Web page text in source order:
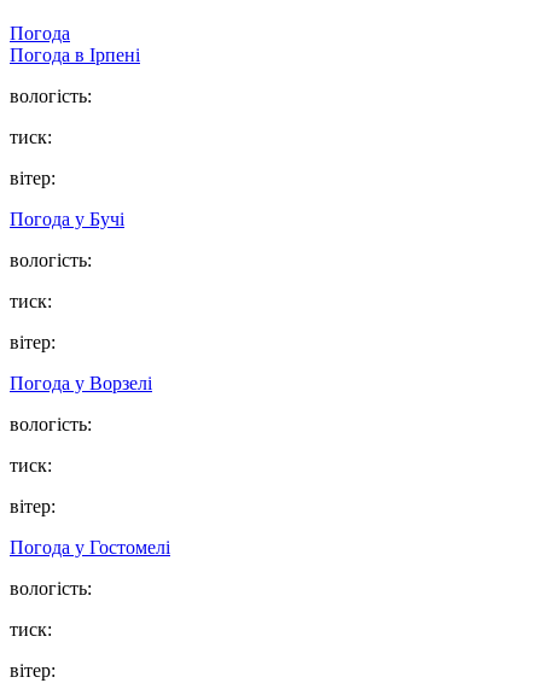
Погода
Погода в Ірпені
вологість:
тиск:
вітер:
Погода у Бучі
вологість:
тиск:
вітер:
Погода у Ворзелі
вологість:
тиск:
вітер:
Погода у Гостомелі
вологість:
тиск:
вітер: